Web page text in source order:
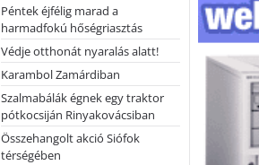
Péntek éjfélig marad a
harmadfokú hőségriasztás
Védje otthonát nyaralás alatt!
Karambol Zamárdiban
Szalmabálák égnek egy traktor
pótkocsiján Rinyakovácsiban
Összehangolt akció Siófok
térségében